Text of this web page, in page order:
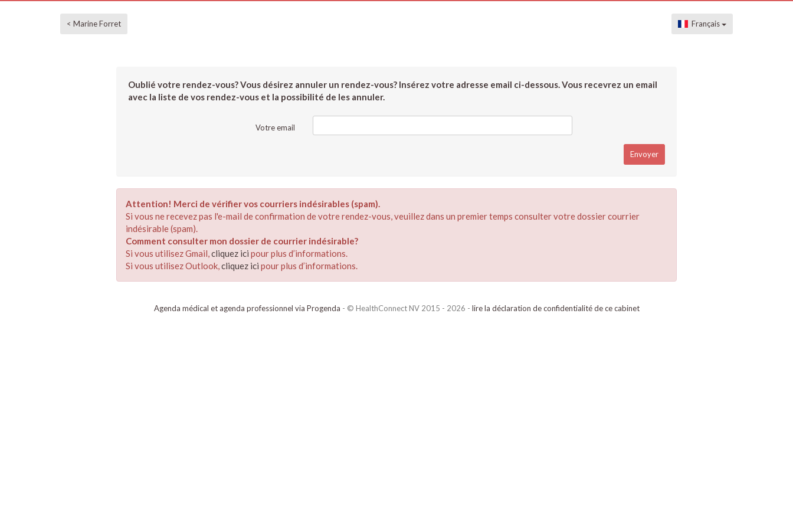
< Marine Forret Français
Oublié votre rendez-vous? Vous désirez annuler un rendez-vous? Insérez votre adresse email ci-dessous. Vous recevrez un email
avec la liste de vos rendez-vous et la possibilité de les annuler.
Votre email
Attention! Merci de vérifier vos courriers indésirables (spam).
Si vous ne recevez pas l'e-mail de confirmation de votre rendez-vous, veuillez dans un premier temps consulter votre dossier courrier
indésirable (spam).
Comment consulter mon dossier de courrier indésirable?
Si vous utilisez Gmail,cliquez ici pour plus d’informations.
Si vous utilisez Outlook,cliquez ici pour plus d’informations.
Agenda médical et agenda professionnel via Progenda - © HealthConnect NV 2015 - 2026 - lire la déclaration de confidentialité de ce cabinet